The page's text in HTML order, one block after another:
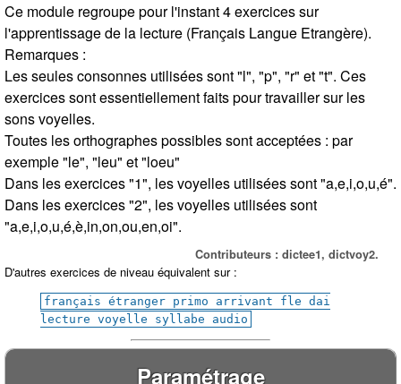
Ce module regroupe pour l'instant 4 exercices sur
l'apprentissage de la lecture (Français Langue Etrangère).
Remarques :
Les seules consonnes utilisées sont "l", "p", "r" et "t". Ces
exercices sont essentiellement faits pour travailler sur les
sons voyelles.
Toutes les orthographes possibles sont acceptées : par
exemple "le", "leu" et "loeu"
Dans les exercices "1", les voyelles utilisées sont "a,e,i,o,u,é".
Dans les exercices "2", les voyelles utilisées sont
"a,e,i,o,u,é,è,in,on,ou,en,oi".
Contributeurs : dictee1, dictvoy2.
D'autres exercices de niveau équivalent sur :
français étranger primo arrivant fle dai
lecture voyelle syllabe audio
Paramétrage